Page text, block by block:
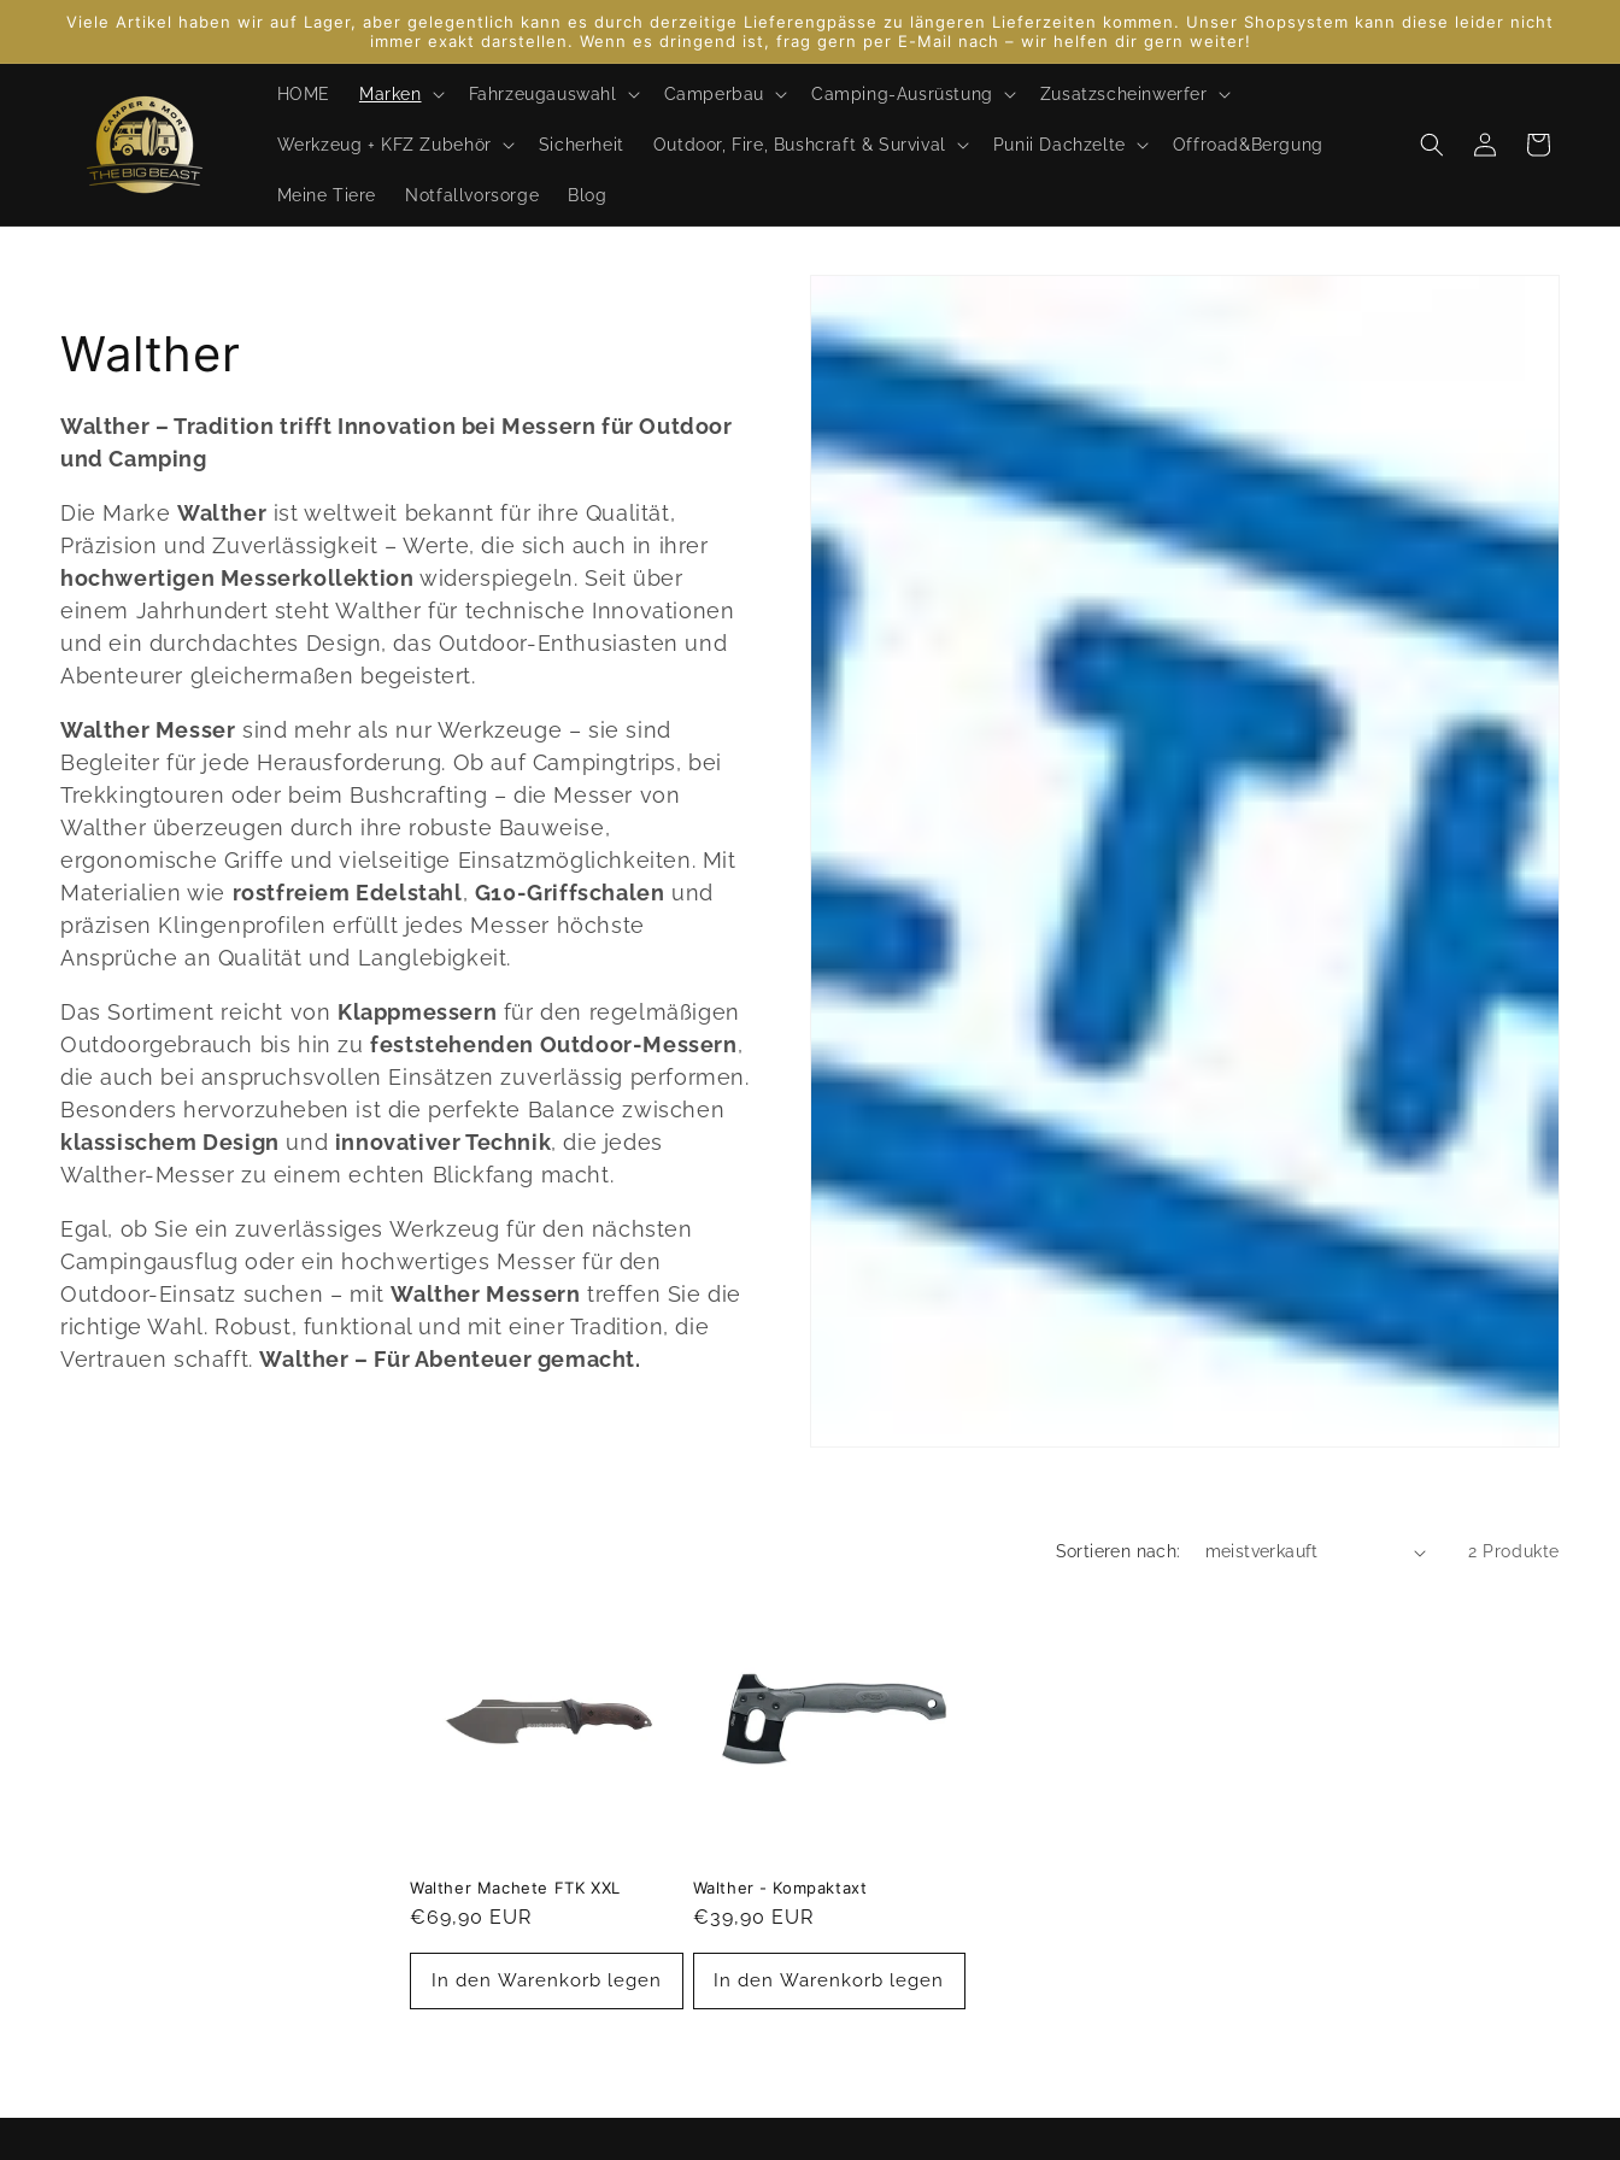
zumViele Artikel haben wir auf Lager, aber gelegentlich kann es durch derzeitige Lieferengpässe zu längeren Lieferzeiten kommen. Unser Shopsystem kann diese leider nicht
immer exakt darstellen. Wenn es dringend ist, frag gern per E-Mail nach – wir helfen dir gern weiter!
HOME Marken Fahrzeugauswahl Camperbau Camping-Ausrüstung Zusatzscheinwerfer
Werkzeug + KFZ Zubehör Sicherheit Outdoor, Fire, Bushcraft & Survival Punii Dachzelte Offroad&Bergung
Meine Tiere Notfallvorsorge Blog
EinloggenWarenkorb
K
a
t
e
g
o
r
i
e
:
Walther
Walther – Tradition trifft Innovation bei Messern für Outdoor
und Camping
Die Marke Walther ist weltweit bekannt für ihre Qualität,
Präzision und Zuverlässigkeit – Werte, die sich auch in ihrer
hochwertigen Messerkollektion widerspiegeln. Seit über
einem Jahrhundert steht Walther für technische Innovationen
und ein durchdachtes Design, das Outdoor-Enthusiasten und
Abenteurer gleichermaßen begeistert.
Walther Messer sind mehr als nur Werkzeuge – sie sind
Begleiter für jede Herausforderung. Ob auf Campingtrips, bei
Trekkingtouren oder beim Bushcrafting – die Messer von
Walther überzeugen durch ihre robuste Bauweise,
ergonomische Griffe und vielseitige Einsatzmöglichkeiten. Mit
Materialien wie rostfreiem Edelstahl, G10-Griffschalen und
präzisen Klingenprofilen erfüllt jedes Messer höchste
Ansprüche an Qualität und Langlebigkeit.
Das Sortiment reicht von Klappmessern für den regelmäßigen
Outdoorgebrauch bis hin zufeststehenden Outdoor-Messern,
die auch bei anspruchsvollen Einsätzen zuverlässig performen.
Besonders hervorzuheben ist die perfekte Balance zwischen
klassischem Design und innovativer Technik, die jedes
Walther-Messer zu einem echten Blickfang macht.
Egal, ob Sie ein zuverlässiges Werkzeug für den nächsten
Campingausflug oder ein hochwertiges Messer für den
Outdoor-Einsatz suchen – mitWalther Messern treffen Sie die
richtige Wahl. Robust, funktional und mit einer Tradition, die
Vertrauen schafft.Walther – Für Abenteuer gemacht.
Sortieren nach: 2 Produkte
Walther Machete FTK XXL
Normaler
€69,90 EUR
In den Warenkorb legen
Walther - Kompaktaxt
Normaler
€39,90 EUR
In den Warenkorb legen